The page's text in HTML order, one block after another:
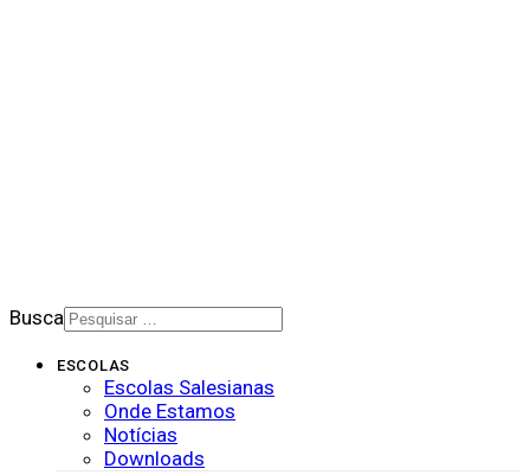
Busca
ESCOLAS
Escolas Salesianas
Onde Estamos
Notícias
Downloads